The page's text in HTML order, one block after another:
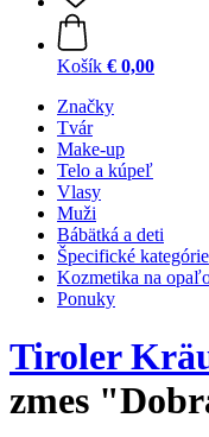
Košík € 0,00
Značky
Tvár
Make-up
Telo a kúpeľ
Vlasy
Muži
Bábätká a deti
Špecifické kategórie
Kozmetika na
Ponuky
Tiroler
zmes